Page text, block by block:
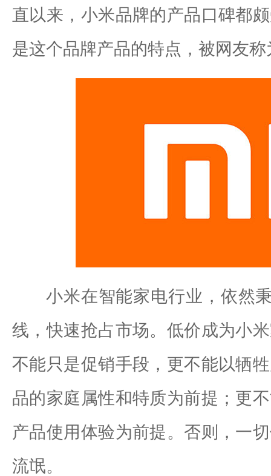
直以来，小米品牌的产品口碑都
是这个品牌产品的特点，被网友称
小米在智能家电行业，依然
线，快速抢占市场。低价成为小
不能只是促销手段，更不能以牺
品的家庭属性和特质为前提；更
产品使用体验为前提。否则，一
流氓。